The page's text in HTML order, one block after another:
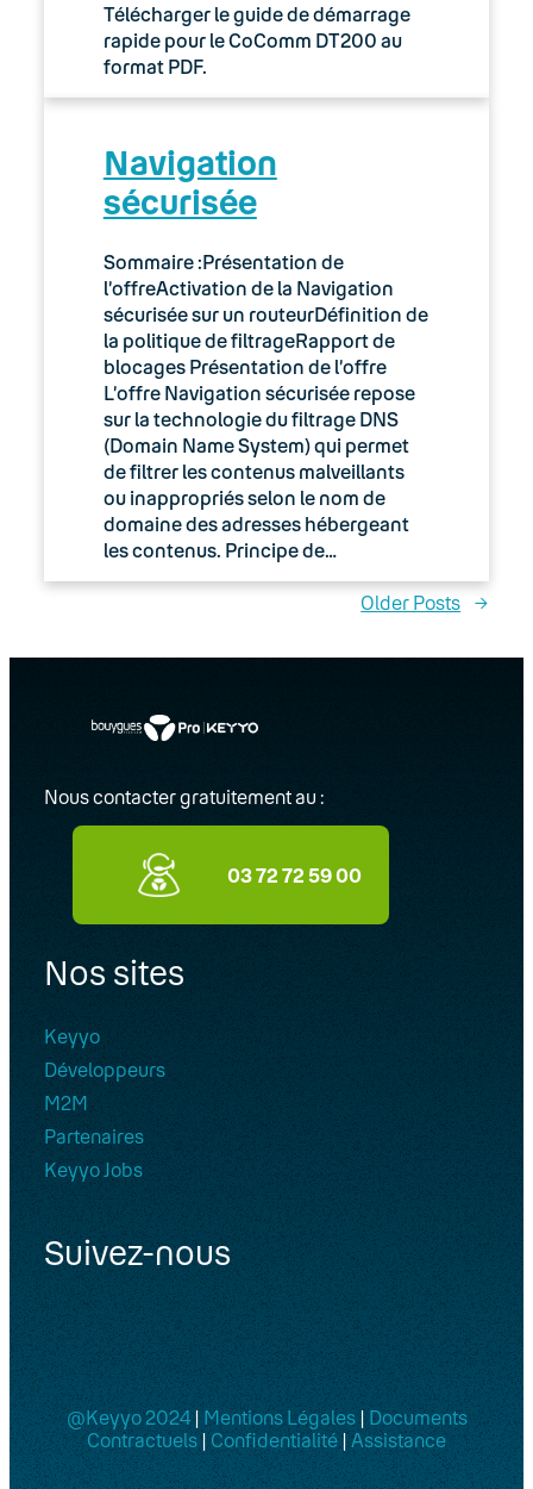
Télécharger le guide de démarrage
rapide pour le CoComm DT200 au
format PDF.
Navigation
sécurisée
Sommaire :Présentation de
l’offreActivation de la Navigation
sécurisée sur un routeurDéfinition de
la politique de filtrageRapport de
blocages Présentation de l’offre
L’offre Navigation sécurisée repose
sur la technologie du filtrage DNS
(Domain Name System) qui permet
de filtrer les contenus malveillants
ou inappropriés selon le nom de
domaine des adresses hébergeant
les contenus. Principe de…
Older Posts →
Nous contacter gratuitement au :
03 72 72 59 00
Nos sites
Keyyo
Développeurs
M2M
Partenaires
Keyyo Jobs
Suivez-nous
@Keyyo 2024| Mentions Légales|Documents
Contractuels|Confidentialité|Assistance